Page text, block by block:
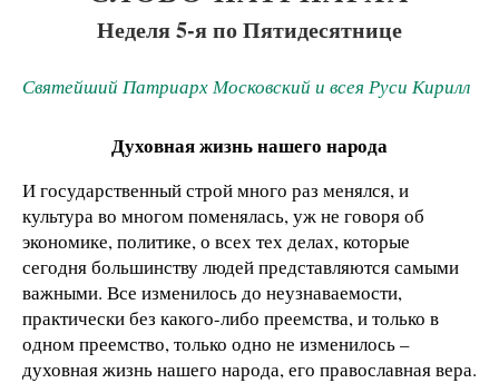
Неделя 5-я по Пятидесятнице
Святейший Патриарх Московский и всея Руси Кирилл
Духовная жизнь нашего народа
И государственный строй много раз менялся, и
культура во многом поменялась, уж не говоря об
экономике, политике, о всех тех делах, которые
сегодня большинству людей представляются самыми
важными. Все изменилось до неузнаваемости,
практически без какого-либо преемства, и только в
одном преемство, только одно не изменилось –
духовная жизнь нашего народа, его православная вера.